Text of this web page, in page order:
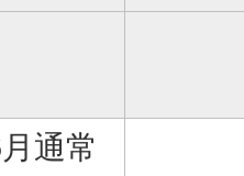
通常